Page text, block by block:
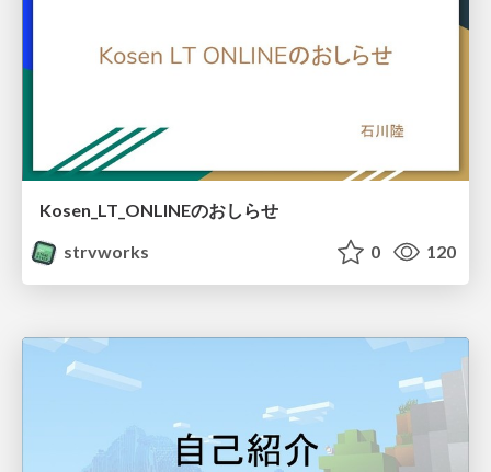
Kosen_LT_ONLINEのおしらせ
strvworks
0 120